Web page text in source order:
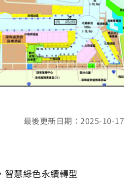
最後更新日期：2025-10-17
智慧綠色永續轉型